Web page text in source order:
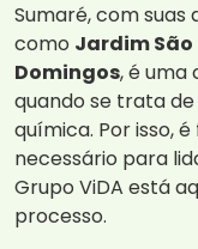
Sumaré, com suas
como Jardim
Domingos, é uma
quando se trata
química. Por isso,
necessário para
Grupo ViDA está
processo.